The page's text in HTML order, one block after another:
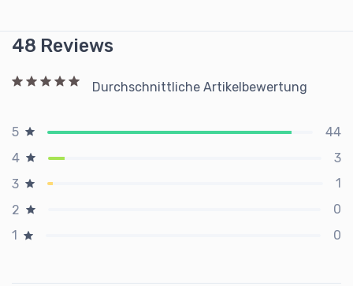
48 Reviews
Durchschnittliche Artikelbewertung
5
44
4
3
3
1
2
0
1
0